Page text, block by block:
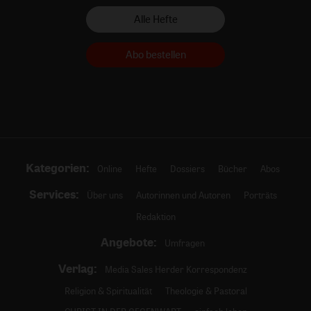
Alle Hefte
Abo bestellen
Kategorien: Online Hefte Dossiers Bücher Abos
Services: Über uns Autorinnen und Autoren
Porträts
Redaktion
Angebote: Umfragen
Verlag:
Media Sales Herder Korrespondenz
Religion & Spiritualität
Theologie & Pastoral